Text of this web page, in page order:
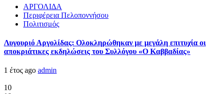
ΑΡΓΟΛΙΔΑ
Περιφέρεια Πελοποννήσου
Πολιτισμός
Λυγουριό Αργολίδας: Ολοκληρώθηκαν με μεγάλη επιτυχία οι
αποκριάτικες εκδηλώσεις του Συλλόγου «Ο Καββαδίας»
1 έτος ago admin
10